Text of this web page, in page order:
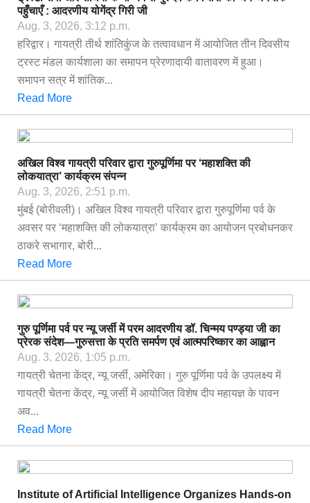
पहुँचाएँ : आदरणीय योगेंद्र गिरी जी
Aug. 3, 2026, 3:12 p.m.
हरिद्वार। गायत्री तीर्थ शांतिकुंज के तत्वावधान में आयोजित तीन दिवसीय
ट्रस्ट मंडल कार्यशाला का समापन प्रेरणादायी वातावरण में हुआ।
समापन सत्र में शांतिक...
Read More
अखिल विश्व गायत्री परिवार द्वारा गुरुपूर्णिमा पर ‘महाशक्ति की
लोकयात्रा’ कार्यक्रम संपन्न
Aug. 3, 2026, 2:51 p.m.
मुंबई (बोरीवली)। अखिल विश्व गायत्री परिवार द्वारा गुरुपूर्णिमा पर्व के
अवसर पर ‘महाशक्ति की लोकयात्रा’ कार्यक्रम का आयोजन प्रबोधनकर
ठाकरे सभागार, बोरी...
Read More
गुरु पूर्णिमा पर्व पर न्यू जर्सी में परम आदरणीय डॉ. चिन्मय पण्ड्या जी का
प्रेरक संदेश—गुरुसत्ता के प्रति समर्पण एवं आत्मपरिष्कार का आह्वान
Aug. 3, 2026, 1:05 p.m.
गायत्री चेतना केंद्र, न्यू जर्सी, अमेरिका। गुरु पूर्णिमा पर्व के उपलक्ष्य में
गायत्री चेतना केंद्र, न्यू जर्सी में आयोजित विशेष दीप महायज्ञ के पावन
अव...
Read More
Institute of Artificial Intelligence Organizes Hands-on